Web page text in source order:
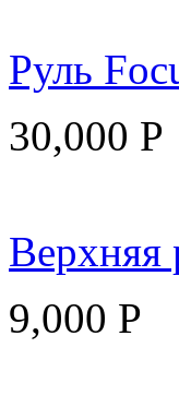
Руль
30,000 Р
Верхняя
9,000 Р